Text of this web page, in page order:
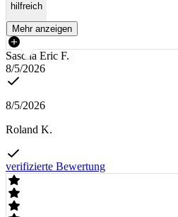
hilfreich
Mehr anzeigen
Sascha Eric F.
8/5/2026
8/5/2026
Roland K.
verifizierte Bewertung